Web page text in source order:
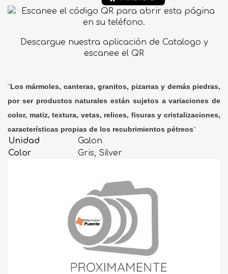
Descargue nuestra aplicación de Catalogo y
escanee el QR
"Los mármoles, canteras, granitos, pizarras y demás piedras,
por ser productos naturales están sujetos a variaciones de
color, matiz, textura, vetas, relices, fisuras y cristalizaciones,
características propias de los recubrimientos pétreos"
Unidad
Galon
Color
Gris, Silver